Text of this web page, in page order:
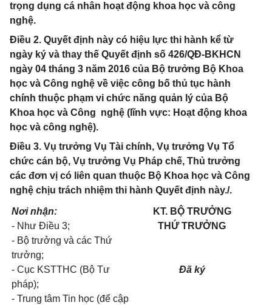
trọng dụng cá nhân hoạt động khoa học và công
nghệ.
Điều 2. Quyết định này có hiệu lực thi hành kể từ
ngày ký và thay thế Quyết định số 426/QĐ-BKHCN
ngày 04 tháng 3 năm 2016 của Bộ trưởng Bộ Khoa
học và Công nghệ về việc công bố thủ tục hành
chính thuộc phạm vi chức năng quản lý của Bộ
Khoa học và Công nghệ (lĩnh vực: Hoạt động khoa
học và công nghệ).
Điều 3. Vụ trưởng Vụ Tài chính, Vụ trưởng Vụ Tổ
chức cán bộ, Vụ trưởng Vụ Pháp chế, Thủ trưởng
các đơn vị có liên quan thuộc Bộ Khoa học và Công
nghệ chịu trách nhiệm thi hành Quyết định này./.
Nơi nhận:
- Như Điều 3;
- Bộ trưởng và các Thứ
trưởng;
- Cục KSTTHC (Bộ Tư
pháp);
- Trung tâm Tin học (để cập
KT. BỘ TRƯỞNG
THỨ TRƯỞNG
Đã ký